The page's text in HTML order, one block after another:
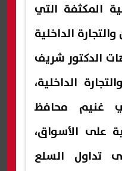
المكثفة التي
الداخلية
الدكتور شريف
الداخلية،
غنيم محافظ
على الأسواق،
تداول السلع